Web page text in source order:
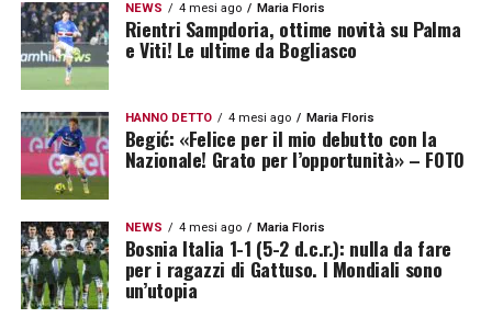
NEWS 4 mesi ago Maria Floris
Rientri Sampdoria, ottime novità su Palma
e Viti! Le ultime da Bogliasco
HANNO DETTO 4 mesi ago Maria Floris
Begić: «Felice per il mio debutto con la
Nazionale! Grato per l’opportunità» – FOTO
NEWS 4 mesi ago Maria Floris
Bosnia Italia 1-1 (5-2 d.c.r.): nulla da fare
per i ragazzi di Gattuso. I Mondiali sono
un’utopia